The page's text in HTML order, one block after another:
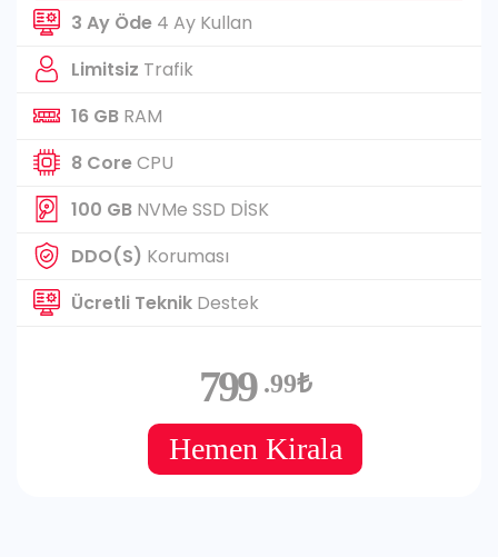
3 Ay Öde 4 Ay Kullan
Limitsiz Trafik
16 GB RAM
8 CoreCPU
100 GB NVMe SSD DİSK
DDO(S) Koruması
Ücretli Teknik Destek
799 .99₺
Hemen Kirala